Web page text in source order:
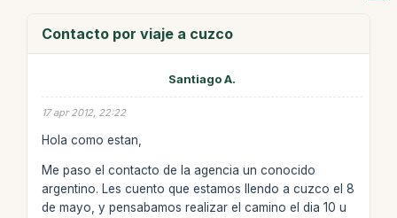
Contacto por viaje a cuzco
Santiago A.
17 apr 2012, 22:22
Hola como estan,
Me paso el contacto de la agencia un conocido
argentino. Les cuento que estamos llendo a cuzco el 8
de mayo, y pensabamos realizar el camino el dia 10 u